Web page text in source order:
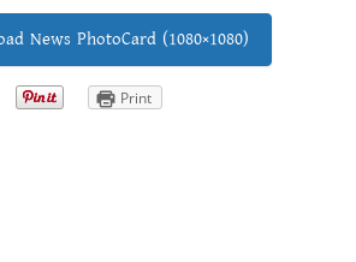
News PhotoCard (1080×1080)
Print